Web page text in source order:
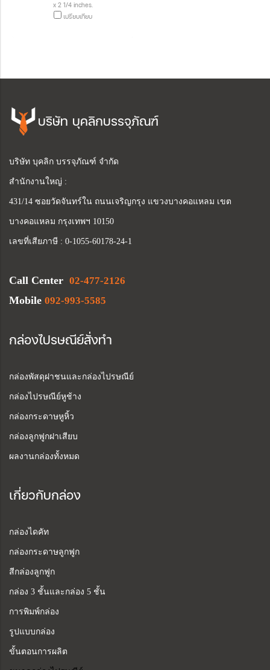
x 2 1/4 inches.
เปรียบเทียบ
บริษัท บุคลิกบรรจุภัณฑ์
บริษัท บุคลิก บรรจุภัณฑ์ จำกัด
สำนักงานใหญ่ :
431/14 ซอยวัดจันทร์ใน ถนนเจริญกรุง แขวงบางคอแหลม เขต
บางคอแหลม กรุงเทพฯ 10150
เลขที่เสียภาษี : 0-1055-60178-24-1
Call Center 02-477-2126
Mobile 092-993-5585
กล่องไปรษณีย์สั่งทำ
กล่องพัสดุฝาชนและกล่องไปรษณีย์
กล่องไปรษณีย์หูช้าง
กล่องกระดาษหูหิ้ว
กล่องลูกฟูกฝาเสียบ
ผลงานกล่องทั้งหมด
เกี่ยวกับกล่อง
กล่องไดคัท
กล่องกระดาษลูกฟูก
สีกล่องลูกฟูก
กล่อง 3 ชั้นและกล่อง 5 ชั้น
การพิมพ์กล่อง
รูปแบบกล่อง
ขั้นตอนการผลิต